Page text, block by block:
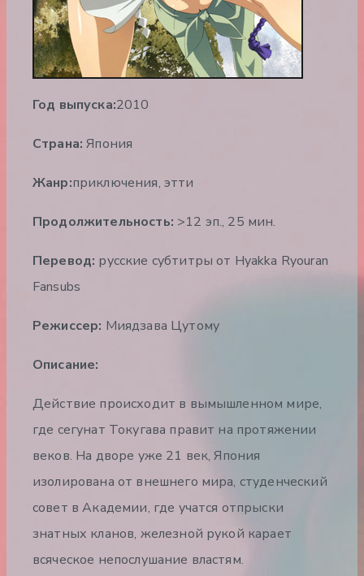
Год выпуска:2010
Страна: Япония
Жанр:приключения, этти
Продолжительность: >12 эп., 25 мин.
Перевод: русские субтитры от Hyakka Ryouran
Fansubs
Режиссер: Миядзава Цутому
Описание:
Действие происходит в вымышленном мире,
где сегунат Токугава правит на протяжении
веков. На дворе уже 21 век, Япония
изолирована от внешнего мира, студенческий
совет в Академии, где учатся отпрыски
знатных кланов, железной рукой карает
всяческое непослушание властям.